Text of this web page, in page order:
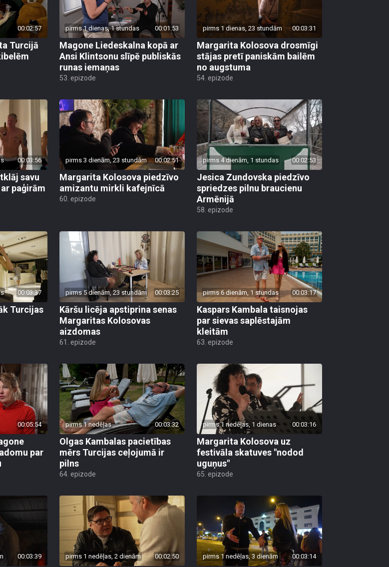
00:02:57
Turcijā
pirms 1 dienas, 1 stundas 00:01:53
Magone Liedeskalna kopā ar
Ansi Klintsonu slīpē publiskās
runas iemaņas
53. epizode
pirms 1 dienas, 23 stundām 00:03:31
Margarita Kolosova drosmīgi
stājas pretī paniskām bailēm
no augstuma
54. epizode
00:03:56
savu
paģirām
pirms 3 dienām, 23 stundām 00:02:51
Margarita Kolosova piedzīvo
amizantu mirkli kafejnīcā
60. epizode
pirms 4 dienām, 1 stundas 00:02:53
Jesica Zundovska piedzīvo
spriedzes pilnu braucienu
Armēnijā
58. epizode
00:03:37
Turcijas
pirms 5 dienām, 23 stundām 00:03:25
Kāršu licēja apstiprina senas
Margaritas Kolosovas
aizdomas
61. epizode
pirms 6 dienām, 1 stundas 00:03:17
Kaspars Kambala taisnojas
par sievas saplēstajām
kleitām
63. epizode
00:05:54
par
pirms 1 nedēļas 00:03:32
Olgas Kambalas pacietības
mērs Turcijas ceļojumā ir
pilns
64. epizode
pirms 1 nedēļas, 1 dienas 00:03:16
Margarita Kolosova uz
festivāla skatuves "nodod
uguņus"
65. epizode
00:03:39 pirms 1 nedēļas, 2 dienām 00:02:50 pirms 1 nedēļas, 3 dienām 00:03:14